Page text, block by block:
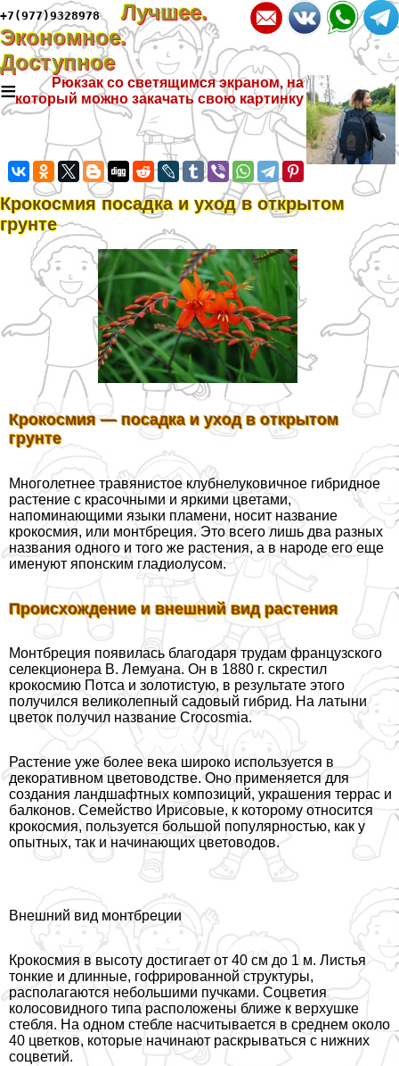
+7(977)9328978
Лучшее.
Экономное.
Доступное
≡
Рюкзак со светящимся экраном, на
который можно закачать свою картинку
Крокосмия посадка и уход в открытом
грунте
Крокосмия — посадка и уход в открытом
грунте
Многолетнее травянистое клубнелуковичное гибридное
растение с красочными и яркими цветами,
напоминающими языки пламени, носит название
крокосмия, или монтбреция. Это всего лишь два разных
названия одного и того же растения, а в народе его еще
именуют японским гладиолусом.
Происхождение и внешний вид растения
Монтбреция появилась благодаря трудам французского
селекционера В. Лемуана. Он в 1880 г. скрестил
крокосмию Потса и золотистую, в результате этого
получился великолепный садовый гибрид. На латыни
цветок получил название Crocosmia.
Растение уже более века широко используется в
декоративном цветоводстве. Оно применяется для
создания ландшафтных композиций, украшения террас и
балконов. Семейство Ирисовые, к которому относится
крокосмия, пользуется большой популярностью, как у
опытных, так и начинающих цветоводов.
Внешний вид монтбреции
Крокосмия в высоту достигает от 40 см до 1 м. Листья
тонкие и длинные, гофрированной структуры,
располагаются небольшими пучками. Соцветия
колосовидного типа расположены ближе к верхушке
стeбля. На одном стeбле насчитывается в среднем около
40 цветков, которые начинают раскрываться с нижних
соцветий.